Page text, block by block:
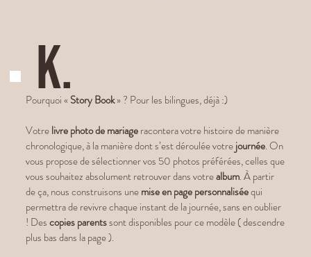
k.
Pourquoi « Story Book» ? Pour les bilingues, déjà :)
Votrelivre photo de mariageracontera votre histoire de manière
chronologique, à la manière dont s’est déroulée votrejournée. On
vous propose de sélectionner vos 50 photos préférées, celles que
vous souhaitez absolument retrouver dans votrealbum. À partir
de ça, nous construisons unemise en page personnaliséequi
permettra de revivre chaque instant de la journée, sans en oublier
! Descopies parentssont disponibles pour ce modèle ( descendre
plus bas dans la page ).